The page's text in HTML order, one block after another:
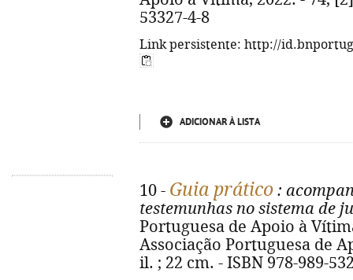
53327-4-8
Link persistente: http://
ADICIONAR À LISTA
10 - Guia prático :
testemunhas no sistema de
Portuguesa de Apoio à
Associação Portuguesa de
il. ; 22 cm. - ISBN 978-989-